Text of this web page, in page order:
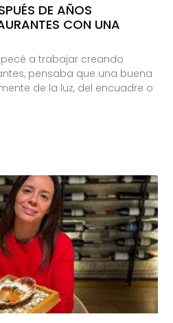
DE AÑOS
CON UNA
a trabajar creando
pensaba que una buena
de la luz, del encuadre o